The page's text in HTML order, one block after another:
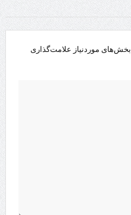
بخش‌های موردنیاز علامت‌گذاری